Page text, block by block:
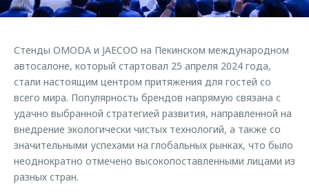
Страхование
Аксессуары
Одежда и сувениры
Оригинальные аксессуары
Запчасти
Трейд-ин
Калькулятор трейд-ин
Руководства по эксплуатации
O&J Автоклуб
Клуб владельцев OMODA
Приложение O&J
Аксессуары
Одежда и сувениры
Оригинальные аксессуары
Обратная связь
Стенды OMODA и JAECOO на Пекинском международном
автосалоне, который стартовал 25 апреля 2024 года,
стали настоящим центром притяжения для гостей со
всего мира. Популярность брендов напрямую связана с
удачно выбранной стратегией развития, направленной на
внедрение экологически чистых технологий, а также со
значительными успехами на глобальных рынках, что было
неоднократно отмечено высокопоставленными лицами из
разных стран.